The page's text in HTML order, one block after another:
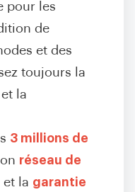
pour les
de
et des
toujours la
et la
3 millions de
réseau de
et la garantie